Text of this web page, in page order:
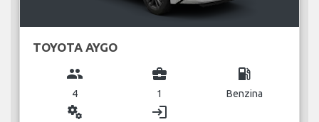
TOYOTA AYGO
group
4
business_center
1
local_gas_station
Benzina
miscellaneous_services login